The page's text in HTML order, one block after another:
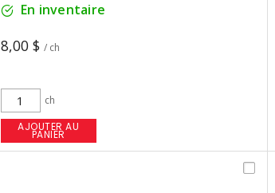
En inventaire
8,00 $ / ch
ch
AJOUTER AU
PANIER